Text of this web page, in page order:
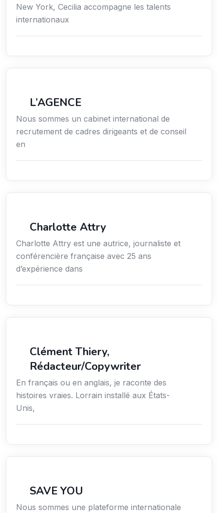
New York, Cecilia accompagne les talents
internationaux
L’AGENCE
Nous sommes un cabinet international de
recrutement de cadres dirigeants et de conseil
en
Charlotte Attry
Charlotte Attry est une autrice, journaliste et
conférencière française avec 25 ans
d’expérience dans
Clément Thiery,
Rédacteur/Copywriter
En français ou en anglais, je raconte des
histoires vraies. Lorrain installé aux États-
Unis,
SAVE YOU
Nous sommes une plateforme internationale